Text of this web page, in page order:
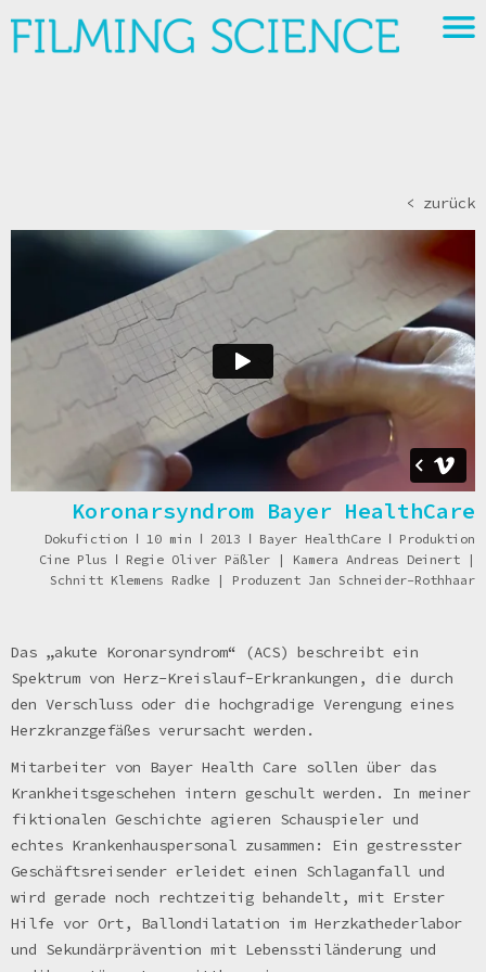
< zurück
Koronarsyndrom Bayer HealthCare
Dokufiction ǀ 10 min ǀ 2013 ǀ Bayer HealthCare ǀ Produktion
Cine Plus ǀ Regie Oliver Päßler | Kamera Andreas Deinert |
Schnitt Klemens Radke | Produzent Jan Schneider-Rothhaar
Das „akute Koronarsyndrom“ (ACS) beschreibt ein
Spektrum von Herz-Kreislauf-Erkrankungen, die durch
den Verschluss oder die hochgradige Verengung eines
Herzkranzgefäßes verursacht werden.
Mitarbeiter von Bayer Health Care sollen über das
Krankheitsgeschehen intern geschult werden. In meiner
fiktionalen Geschichte agieren Schauspieler und
echtes Krankenhauspersonal zusammen: Ein gestresster
Geschäftsreisender erleidet einen Schlaganfall und
wird gerade noch rechtzeitig behandelt, mit Erster
Hilfe vor Ort, Ballondilatation im Herzkathederlabor
und Sekundärprävention mit Lebensstiländerung und